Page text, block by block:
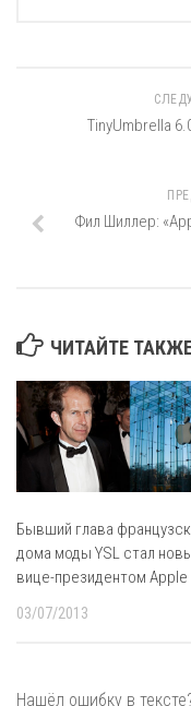
TinyUmbrella
Фил Шиллер:
ЧИТАЙТЕ
Бывший глава
дома моды YSL стал
вице-президентом Apple
03/07/2013
Нашёл ошибку в